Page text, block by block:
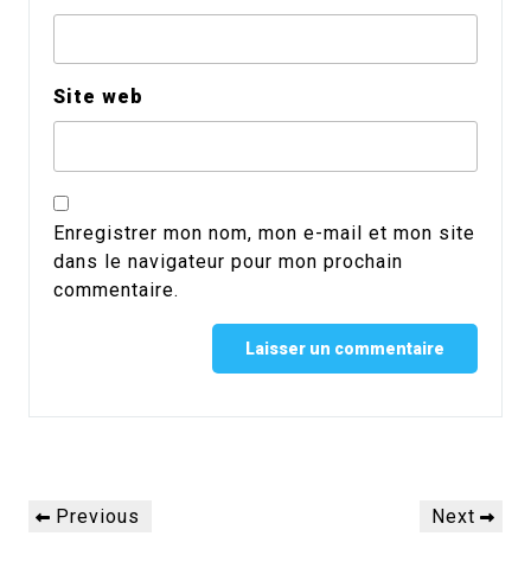
Site web
Enregistrer mon nom, mon e-mail et mon site
dans le navigateur pour mon prochain
commentaire.
Navigation
dePrevious
Previous
Next
Next